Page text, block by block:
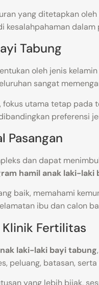
yang ditetapkan
dalam
Tabung
oleh jenis
sangat
, fokus utama tetap pada
preferensi
Pasangan
dan dapat
hamil anak laki-laki
baik, memahami
ibu dan calon
Fertilitas
laki-laki bayi tabung
peluang, batasan,
yang lebih bijak,